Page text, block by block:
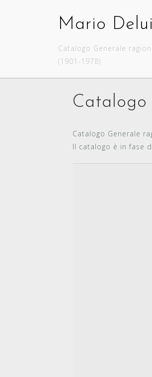
Mario
Catalogo Generale
(1901-1978)
Catalogo
Catalogo Generale
Il catalogo è in fase